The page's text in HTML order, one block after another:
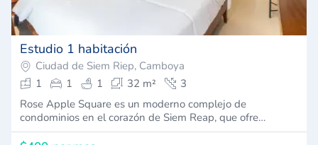
Estudio 1 habitación
Ciudad de Siem Riep, Camboya
1
1 1 32 m²
3
Rose Apple Square es un moderno complejo de
condominios en el corazón de Siem Reap, que ofre…